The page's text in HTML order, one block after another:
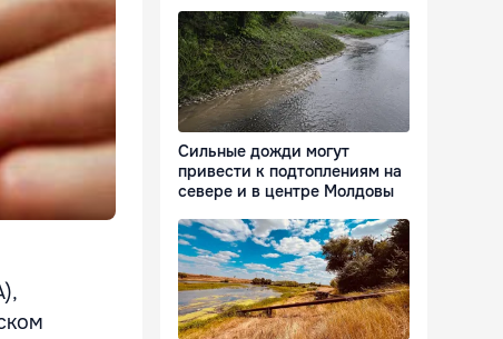
Сильные дожди могут
привести к подтоплениям на
севере и в центре Молдовы